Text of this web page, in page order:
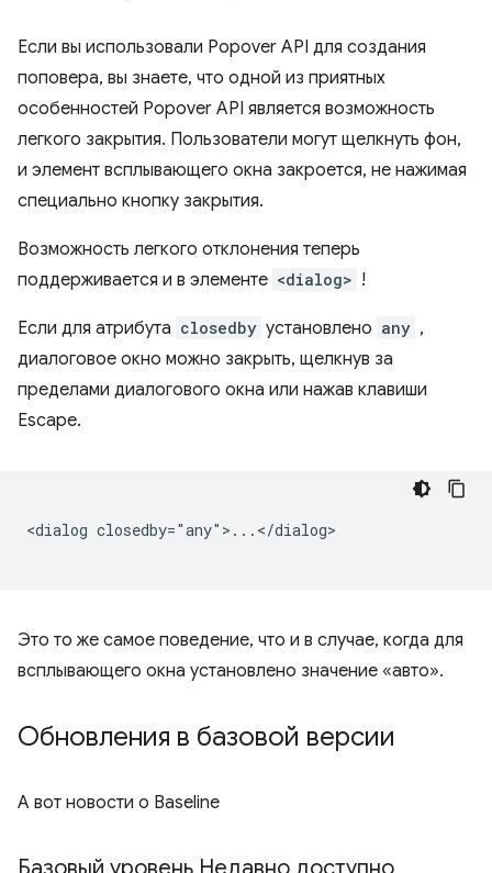
Если вы использовали Popover API для создания
поповера, вы знаете, что одной из приятных
особенностей Popover API является возможность
легкого закрытия. Пользователи могут щелкнуть фон,
и элемент всплывающего окна закроется, не нажимая
специально кнопку закрытия.
Возможность легкого отклонения теперь
поддерживается и в элементе <dialog> !
Если для атрибута closedby установлено any ,
диалоговое окно можно закрыть, щелкнув за
пределами диалогового окна или нажав клавиши
Escape.
<dialog closedby="any">...</dialog>
Это то же самое поведение, что и в случае, когда для
всплывающего окна установлено значение «авто».
Обновления в базовой версии
А вот новости о Baseline